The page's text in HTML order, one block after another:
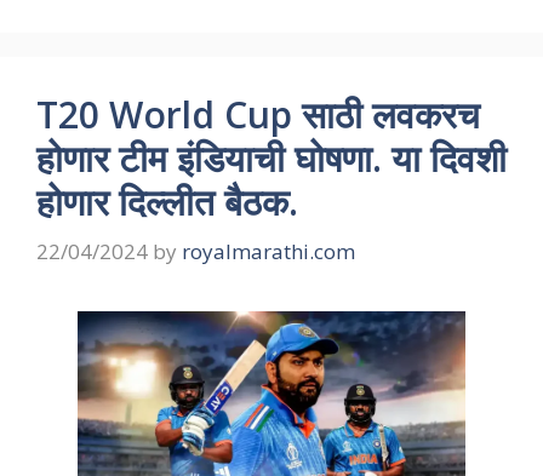
T20 World Cup साठी लवकरच
होणार टीम इंडियाची घोषणा. या दिवशी
होणार दिल्लीत बैठक.
22/04/2024 by royalmarathi.com